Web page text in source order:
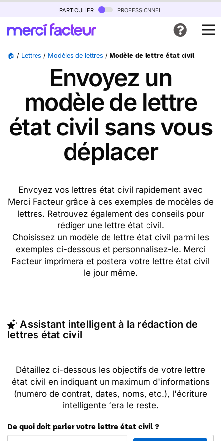
particulier professionnel
🏠 / Lettres / Modèles de lettres / Modèle de lettre état civil
Envoyez un
modèle de lettre
état civil sans vous
déplacer
Envoyez vos lettres état civil rapidement avec
Merci Facteur grâce à ces exemples de modèles de
lettres. Retrouvez également des conseils pour
rédiger une lettre état civil.
Choisissez un modèle de lettre état civil parmi les
exemples ci-dessous et personnalisez-le. Merci
Facteur imprimera et postera votre lettre état civil
le jour même.
Assistant intelligent à la rédaction de
lettres état civil
Détaillez ci-dessous les objectifs de votre lettre
état civil en indiquant un maximum d'informations
(numéro de contrat, dates, noms, etc.), l'écriture
intelligente fera le reste.
De quoi doit parler votre lettre état civil ?